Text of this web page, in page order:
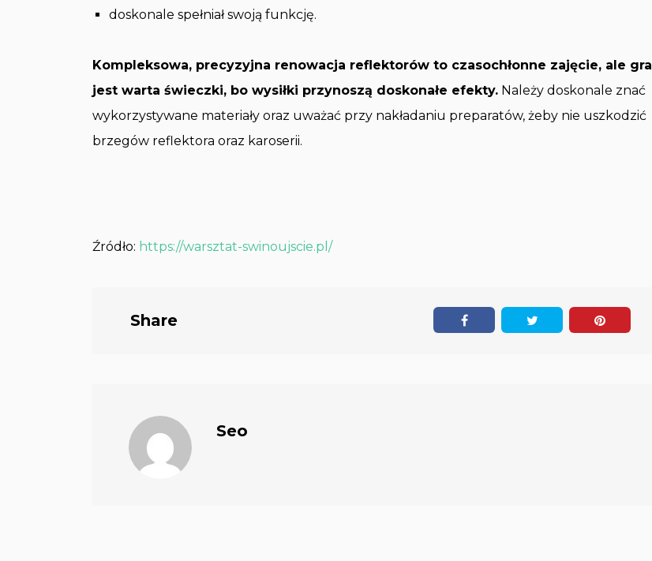
doskonale spełniał swoją funkcję.
Kompleksowa, precyzyjna renowacja reflektorów to czasochłonne zajęcie, ale gra
jest warta świeczki, bo wysiłki przynoszą doskonałe efekty. Należy doskonale znać
wykorzystywane materiały oraz uważać przy nakładaniu preparatów, żeby nie uszkodzić
brzegów reflektora oraz karoserii.
Źródło: https://warsztat-swinoujscie.pl/
Share
Seo